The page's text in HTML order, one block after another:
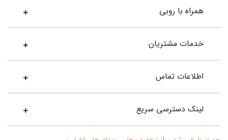
همراه با روبی
خدمات مشتریان
اطلاعات تماس
لینک دسترسی سریع